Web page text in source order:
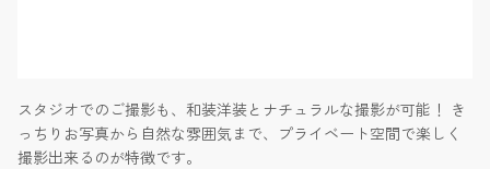
スタジオでのご撮影も、和装洋装とナチュラルな撮影が可能！ き
っちりお写真から自然な雰囲気まで、プライベート空間で楽しく
撮影出来るのが特徴です。